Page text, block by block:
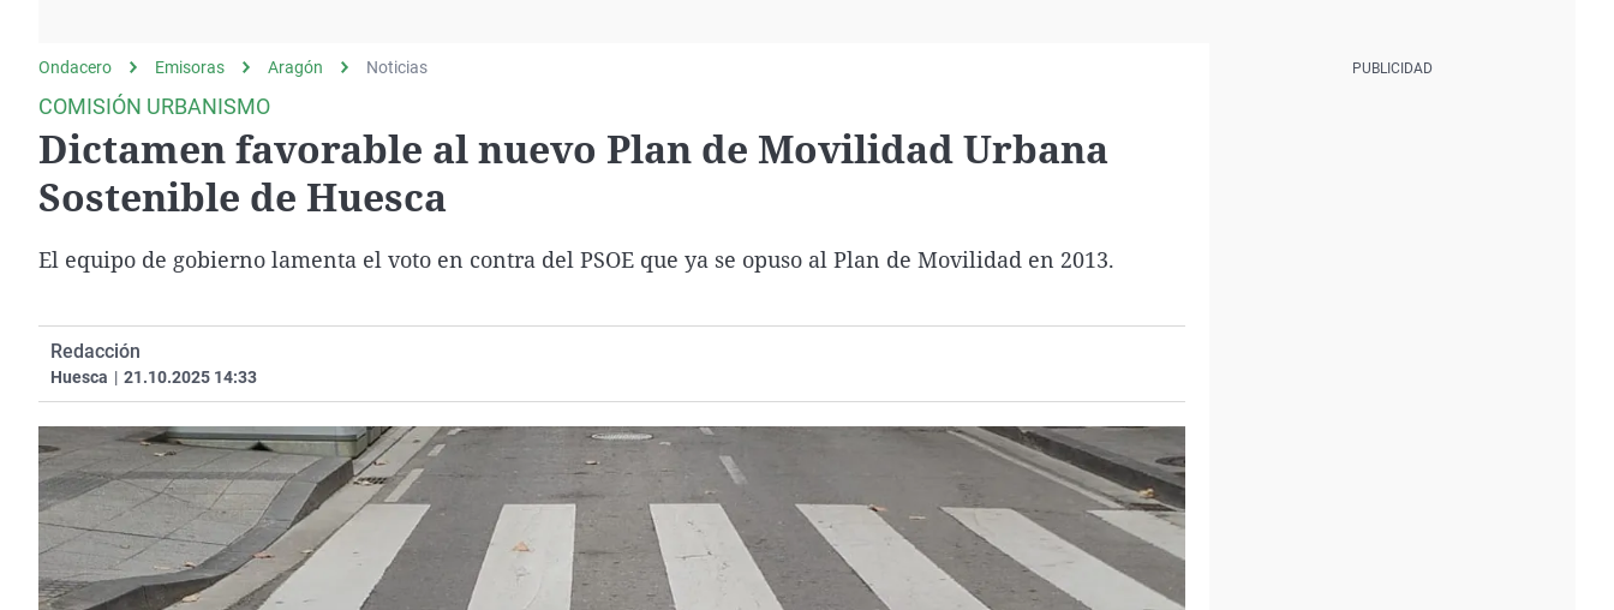
gato
Operación Viuda
Negra
Navarra
Ondacero Emisoras Aragón Noticias
COMISIÓN URBANISMO
Dictamen favorable al nuevo Plan de Movilidad Urbana
Sostenible de Huesca
El equipo de gobierno lamenta el voto en contra del PSOE que ya se opuso al Plan de Movilidad en 2013.
Redacción
Huesca | 21.10.2025 14:33